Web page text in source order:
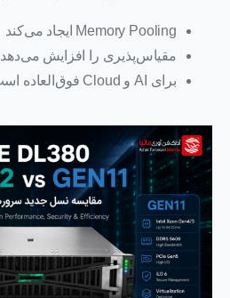
Memory Pooling ایجاد می‌کند
مقیاس‌پذیری را افزایش می‌دهد
برای AI و Cloud فوق‌العاده است